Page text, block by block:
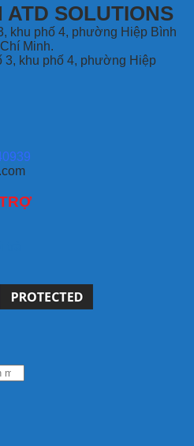
ATD SOLUTIONS
khu phố 4, phường Hiệp Bình
Minh.
khu phố 4, phường Hiệp